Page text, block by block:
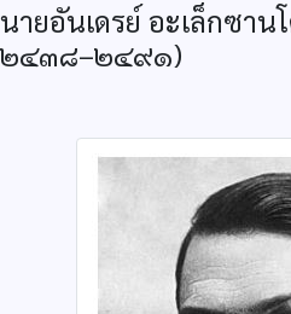
นายอันเดรย์ อะเล็กซา
๒๔๓๘–๒๔๙๑)